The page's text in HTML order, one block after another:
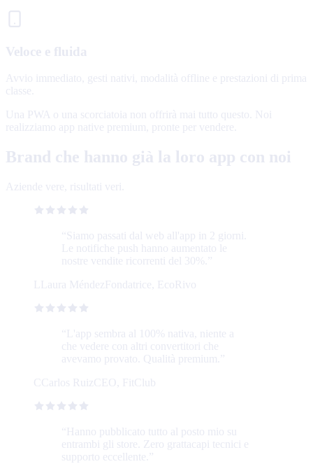
Veloce e fluida
Avvio immediato, gesti nativi, modalità offline e prestazioni di prima
classe.
Una PWA o una scorciatoia non offrirà mai tutto questo. Noi
realizziamo app native premium, pronte per vendere.
Brand che hanno già la loro app con noi
Aziende vere, risultati veri.
“ Siamo passati dal web all'app in 2 giorni.
Le notifiche push hanno aumentato le
nostre vendite ricorrenti del 30%.
”
L Laura MéndezFondatrice, EcoRivo
“ L'app sembra al 100% nativa, niente a
che vedere con altri convertitori che
avevamo provato. Qualità premium. ”
C Carlos RuizCEO, FitClub
“ Hanno pubblicato tutto al posto mio su
entrambi gli store. Zero grattacapi tecnici e
supporto eccellente. ”